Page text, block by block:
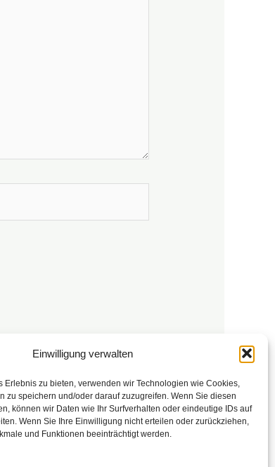
Einwilligung verwalten
Erlebnis zu bieten, verwenden wir Technologien wie Cookies,
zu speichern und/oder darauf zuzugreifen. Wenn Sie diesen
können wir Daten wie Ihr Surfverhalten oder eindeutige IDs auf
Wenn Sie Ihre Einwilligung nicht erteilen oder zurückziehen,
und Funktionen beeinträchtigt werden.